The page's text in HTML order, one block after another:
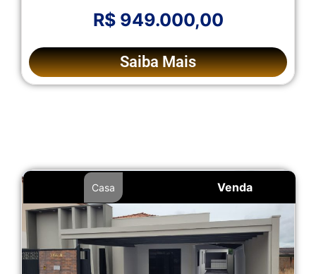
R$ 949.000,00
Saiba Mais
Venda
Casa